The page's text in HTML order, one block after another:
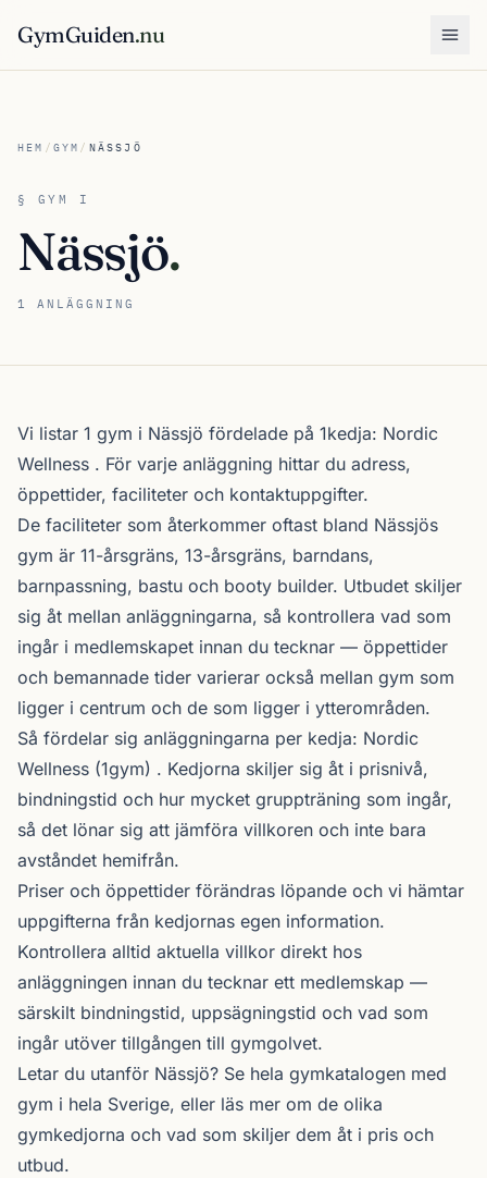
GymGuiden.nu
HEM / GYM / NÄSSJÖ
§ GYM I
Nässjö.
1 ANLÄGGNING
Om gymutbudet i Nässjö
Vi listar 1 gym i Nässjö fördelade på 1kedja: Nordic
Wellness . För varje anläggning hittar du adress,
öppettider, faciliteter och kontaktuppgifter.
De faciliteter som återkommer oftast bland Nässjös
gym är 11-årsgräns, 13-årsgräns, barndans,
barnpassning, bastu och booty builder. Utbudet skiljer
sig åt mellan anläggningarna, så kontrollera vad som
ingår i medlemskapet innan du tecknar — öppettider
och bemannade tider varierar också mellan gym som
ligger i centrum och de som ligger i ytterområden.
Så fördelar sig anläggningarna per kedja: Nordic
Wellness (1gym) . Kedjorna skiljer sig åt i prisnivå,
bindningstid och hur mycket gruppträning som ingår,
så det lönar sig att jämföra villkoren och inte bara
avståndet hemifrån.
Priser och öppettider förändras löpande och vi hämtar
uppgifterna från kedjornas egen information.
Kontrollera alltid aktuella villkor direkt hos
anläggningen innan du tecknar ett medlemskap —
särskilt bindningstid, uppsägningstid och vad som
ingår utöver tillgången till gymgolvet.
Letar du utanför Nässjö? Se hela gymkatalogen med
gym i hela Sverige, eller läs mer om de olika
gymkedjorna och vad som skiljer dem åt i pris och
utbud.